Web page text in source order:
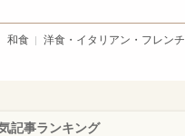
和食 洋食・イタリアン・フレンチ
記事ランキング